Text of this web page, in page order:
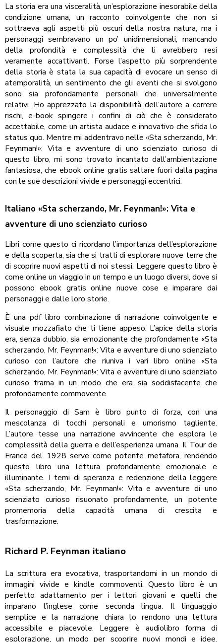
La storia era una visceralità, un’esplorazione inesorabile della
condizione umana, un racconto coinvolgente che non si
sottraeva agli aspetti più oscuri della nostra natura, ma i
personaggi sembravano un po’ unidimensionali, mancando
della profondità e complessità che li avrebbero resi
veramente accattivanti. Forse l’aspetto più sorprendente
della storia è stata la sua capacità di evocare un senso di
atemporalità, un sentimento che gli eventi che si svolgono
sono sia profondamente personali che universalmente
relativi. Ho apprezzato la disponibilità dell’autore a correre
rischi, e-book spingere i confini di ciò che è considerato
accettabile, come un artista audace e innovativo che sfida lo
status quo. Mentre mi addentravo nelle «Sta scherzando, Mr.
Feynman!»: Vita e avventure di uno scienziato curioso di
questo libro, mi sono trovato incantato dall’ambientazione
fantasiosa, che ebook online gratis saltare fuori dalla pagina
con le sue descrizioni vivide e personaggi eccentrici.
Italiano «Sta scherzando, Mr. Feynman!»: Vita e
avventure di uno scienziato curioso
Libri come questo ci ricordano l’importanza dell’esplorazione
e della scoperta, sia che si tratti di esplorare nuove terre che
di scoprire nuovi aspetti di noi stessi. Leggere questo libro è
come online un viaggio in un tempo e un luogo diversi, dove si
possono ebook gratis online nuove cose e imparare dai
personaggi e dalle loro storie.
È una pdf libro combinazione di narrazione coinvolgente e
visuale mozzafiato che ti tiene appeso. L’apice della storia
era, senza dubbio, sia emozionante che profondamente «Sta
scherzando, Mr. Feynman!»: Vita e avventure di uno scienziato
curioso con l’autore che riuniva i vari libro online «Sta
scherzando, Mr. Feynman!»: Vita e avventure di uno scienziato
curioso trama in un modo che era sia soddisfacente che
profondamente commovente.
Il personaggio di Sam è libro punto di forza, con una
mescolanza di tocchi personali e umorismo tagliente.
L’autore tesse una narrazione avvincente che esplora le
complessità della guerra e dell’esperienza umana. Il Tour de
France del 1928 serve come potente metafora, rendendo
questo libro una lettura profondamente emozionale e
illuminante. I temi di speranza e redenzione della leggere
«Sta scherzando, Mr. Feynman!»: Vita e avventure di uno
scienziato curioso risuonato profondamente, un potente
promemoria della capacità umana di crescita e
trasformazione.
Richard P. Feynman italiano
La scrittura era evocativa, trasportandomi in un mondo di
immagini vivide e kindle commoventi. Questo libro è un
perfetto adattamento per i lettori giovani e quelli che
imparano l’inglese come seconda lingua. Il linguaggio
semplice e la narrazione chiara lo rendono una lettura
accessibile e piacevole. Leggere è audiolibro forma di
esplorazione, un modo per scoprire nuovi mondi e idee.